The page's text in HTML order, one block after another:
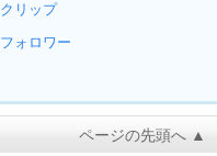
クリップ
フォロワー
ページの先頭へ ▲